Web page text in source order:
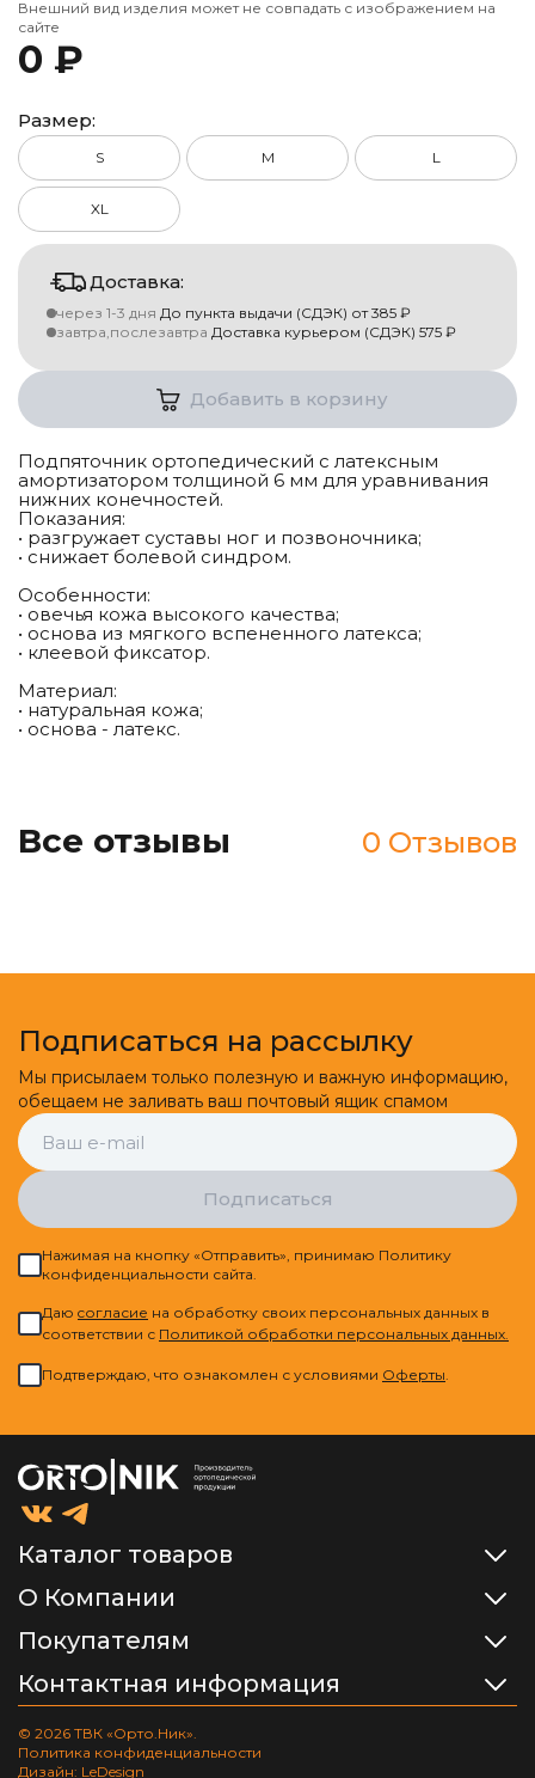
Внешний вид изделия может не совпадать с изображением на
сайте
0 ₽
Размер:
S M L
XL
Доставка:
через 1-3 дня До пункта выдачи (СДЭК) от385 ₽
завтра,послезавтра Доставка курьером (СДЭК) 575 ₽
Добавить в корзину
Подпяточник ортопедический с латексным
амортизатором толщиной 6 мм для уравнивания
нижних конечностей.
Показания:
• разгружает суставы ног и позвоночника;
• снижает болевой синдром.
Особенности:
• овечья кожа высокого качества;
• основа из мягкого вспененного латекса;
• клеевой фиксатор.
Материал:
• натуральная кожа;
• основа - латекс.
Все отзывы 0 Отзывов
Подписаться на рассылку
Мы присылаем только полезную и важную информацию,
обещаем не заливать ваш почтовый ящик спамом
Подписаться
Нажимая на кнопку «Отправить», принимаю Политику
конфиденциальности сайта.
Даю cогласие на обработку своих персональных данных в
соответствии с Политикой обработки персональных данных.
Подтверждаю, что ознакомлен с условиями Оферты.
Каталог товаров
О Компании
Покупателям
Контактная информация
© 2026 ТВК «Орто.Ник».
Политика конфиденциальности
Дизайн: LeDesign